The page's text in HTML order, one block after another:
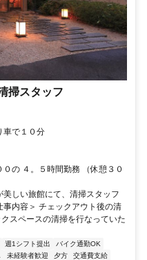
掃スタッフ
車で１０分
の ４。５時間勤務 （休憩３０
しい旅館にて、清掃スタッフ
内容＞ チェックアウト後の清
スペースの清掃を行なっていた
週1シフト提出
バイク通勤OK
未経験者歓迎 夕方
交通費支給